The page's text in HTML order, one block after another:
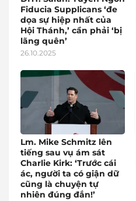
Fiducia Supplicans ‘đe
dọa sự hiệp nhất của
Hội Thánh,’ cần phải ‘bị
lãng quên’
26.10.2025
Lm. Mike Schmitz lên
tiếng sau vụ ám sát
Charlie Kirk: ‘Trước cái
ác, người ta có giận dữ
cũng là chuyện tự
nhiên đúng đắn!’